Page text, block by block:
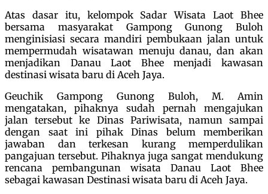
Atas dasar itu, kelompok Sadar Wisata Laot Bhee
bersama masyarakat Gampong Gunong Buloh
menginisiasi secara mandiri pembukaan jalan untuk
mempermudah wisatawan menuju danau, dan akan
menjadikan Danau Laot Bhee menjadi kawasan
destinasi wisata baru di Aceh Jaya.
Geuchik Gampong Gunong Buloh, M. Amin
mengatakan, pihaknya sudah pernah mengajukan
jalan tersebut ke Dinas Pariwisata, namun sampai
dengan saat ini pihak Dinas belum memberikan
jawaban dan terkesan kurang memperdulikan
pangajuan tersebut. Pihaknya juga sangat mendukung
rencana pembangunan wisata Danau Laot Bhee
sebagai kawasan Destinasi wisata baru di Aceh Jaya.